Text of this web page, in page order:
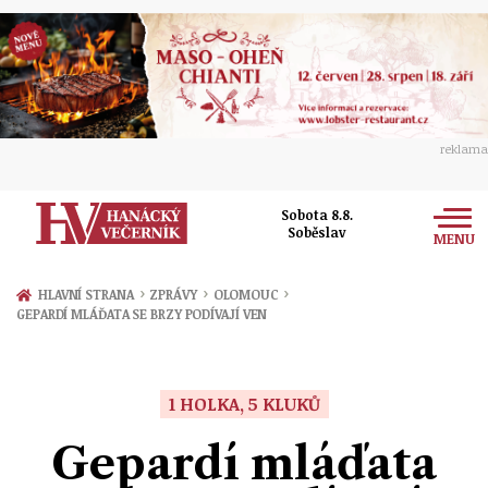
reklama
Sobota 8.8.
Soběslav
MENU
Zprávy
Přerov
Ekonomika
Ženy
Sport
HLAVNÍ STRANA › ZPRÁVY › OLOMOUC ›
GEPARDÍ MLÁĎATA SE BRZY PODÍVAJÍ VEN
1 HOLKA, 5 KLUKŮ
Gepardí mláďata